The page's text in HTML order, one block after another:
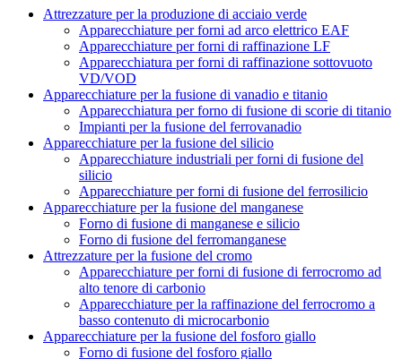
Attrezzature per la produzione di acciaio verde
Apparecchiature per forni ad arco elettrico EAF
Apparecchiature per forni di raffinazione LF
Apparecchiatura per forni di raffinazione sottovuoto
VD/VOD
Apparecchiature per la fusione di vanadio e titanio
Apparecchiatura per forno di fusione di scorie di titanio
Impianti per la fusione del ferrovanadio
Apparecchiature per la fusione del silicio
Apparecchiature industriali per forni di fusione del
silicio
Apparecchiature per forni di fusione del ferrosilicio
Apparecchiature per la fusione del manganese
Forno di fusione di manganese e silicio
Forno di fusione del ferromanganese
Attrezzature per la fusione del cromo
Apparecchiature per forni di fusione di ferrocromo ad
alto tenore di carbonio
Apparecchiature per la raffinazione del ferrocromo a
basso contenuto di microcarbonio
Apparecchiature per la fusione del fosforo giallo
Forno di fusione del fosforo giallo